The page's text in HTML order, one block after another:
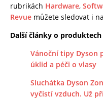
rubrikách Hardware,
Revue můžete sledovat i na
Další články o produktech
Vánoční tipy Dyson
úklid a péči o vlasy
Sluchátka Dyson
vyčistí vzduch. Už